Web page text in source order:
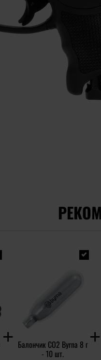
Балончик CO2 Byrna 8 г
- 10 шт.